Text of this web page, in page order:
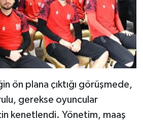
ön plana çıktığı görüşmede,
gerekse oyuncular
kenetlendi. Yönetim, maaş